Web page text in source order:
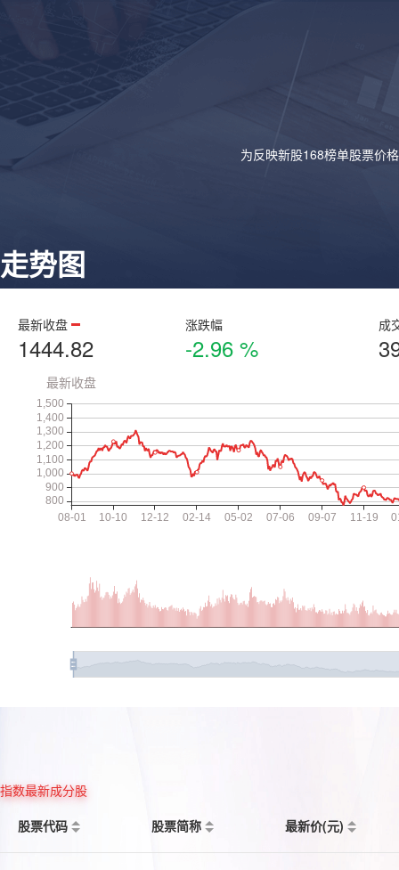
为反映新股168榜单股票价
走势图
最新收盘
1444.82
涨跌幅
-2.96 %
成
指数最新成分股
股票代码
股票简称 最新价(元)